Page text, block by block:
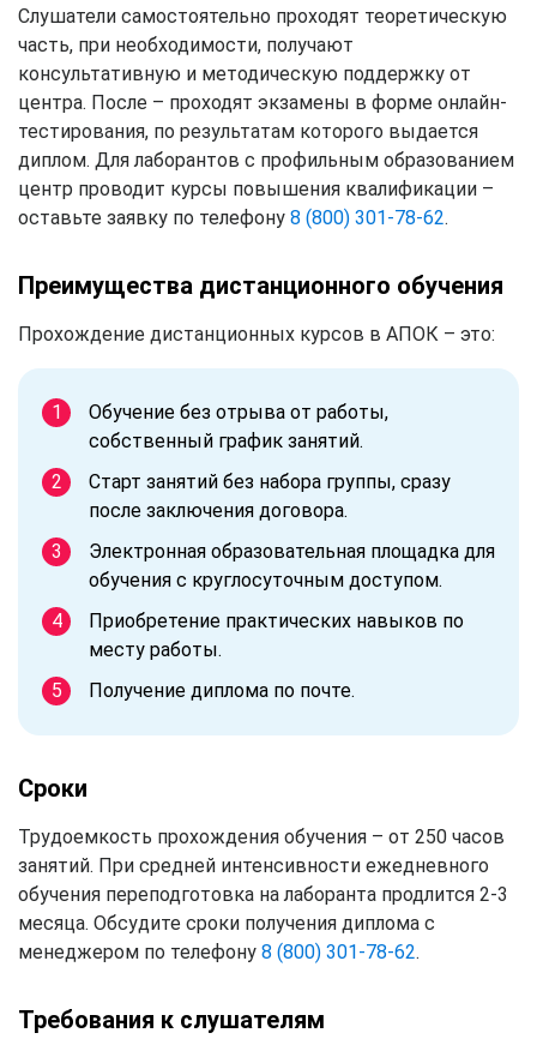
Слушатели самостоятельно проходят теоретическую
часть, при необходимости, получают
консультативную и методическую поддержку от
центра. После – проходят экзамены в форме онлайн-
тестирования, по результатам которого выдается
диплом. Для лаборантов с профильным образованием
центр проводит курсы повышения квалификации –
оставьте заявку по телефону 8 (800) 301-78-62.
Преимущества дистанционного обучения
Прохождение дистанционных курсов в АПОК – это:
Обучение без отрыва от работы,
собственный график занятий.
Старт занятий без набора группы, сразу
после заключения договора.
Электронная образовательная площадка для
обучения с круглосуточным доступом.
Приобретение практических навыков по
месту работы.
Получение диплома по почте.
Сроки
Трудоемкость прохождения обучения – от 250 часов
занятий. При средней интенсивности ежедневного
обучения переподготовка на лаборанта продлится 2-3
месяца. Обсудите сроки получения диплома с
менеджером по телефону 8 (800) 301-78-62.
Требования к слушателям